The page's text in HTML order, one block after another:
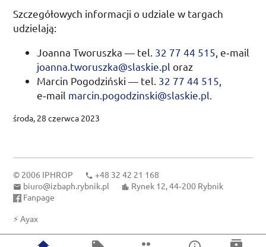
Szczegółowych informacji o udziale w targach
udzielają:
Joanna Tworuszka — tel. 32 77 44 515 , e‑mail
joanna.tworuszka@slaskie.pl oraz
Marcin Pogodziński — tel. 32 77 44 515
e‑mail marcin.pogodzinski@slaskie.pl
środa, 28 czerwca 2023
© 2006 IPHROP
+48 32 42 21 168
biuro@izbaph.rybnik.pl
Rynek 12, 44‑200 Rybnik
Fanpage
⚡ Ayax